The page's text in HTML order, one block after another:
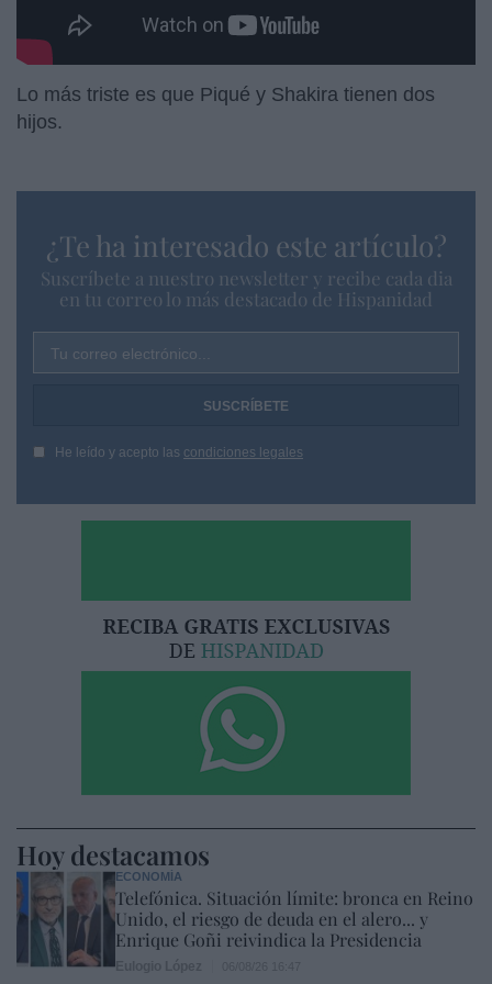
Lo más triste es que Piqué y Shakira tienen dos
hijos.
¿Te ha interesado este artículo?
Suscríbete a nuestro newsletter y recibe cada dia
en tu correo lo más destacado de Hispanidad
Tu correo electrónico...
He leído y acepto las condiciones legales
Hoy destacamos
ECONOMÍA
Telefónica. Situación límite: bronca en Reino
Unido, el riesgo de deuda en el alero... y
Enrique Goñi reivindica la Presidencia